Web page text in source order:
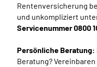
Rentenversicherung
und unkompliziert
Servicenummer 0800
Persönliche Beratung:
Beratung?